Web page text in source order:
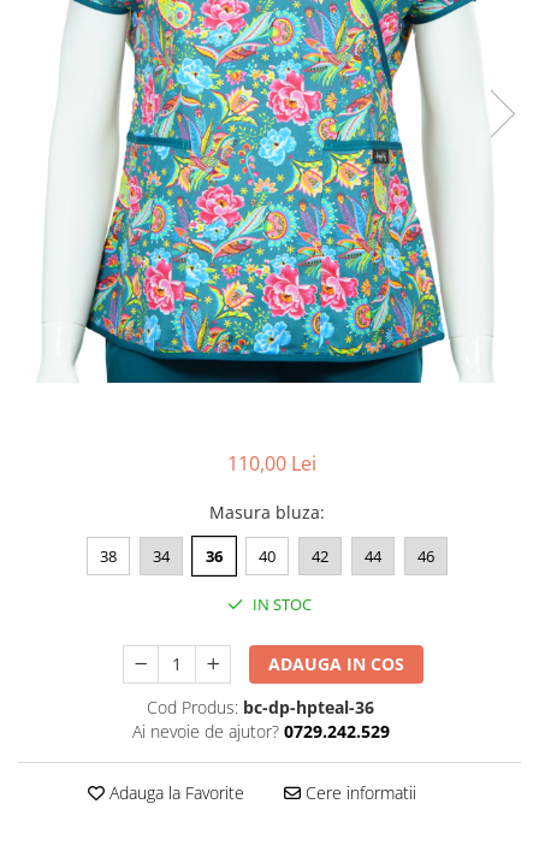
Pălării de Soare
110,00 Lei
Masura bluza:
38 34 36 40 42 44 46
IN STOC
ADAUGA IN COS
Cod Produs: bc-dp-hpteal-36
Ai nevoie de ajutor? 0729.242.529
Adauga la Favorite Cere informatii